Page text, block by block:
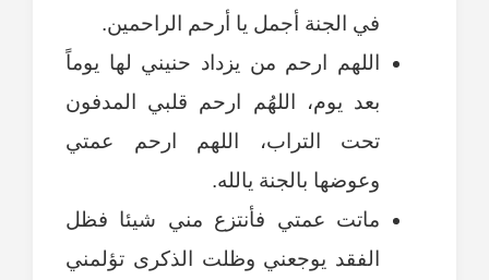
في الجنة أجمل يا أرحم الراحمين.
اللهم ارحم من يزداد حنيني لها يوماً
بعد يوم، اللهُم ارحم قلبي المدفون
تحت التراب، اللهم ارحم عمتي
وعوضها بالجنة يالله.
ماتت عمتي فأنتزع مني شيئا فظل
الفقد يوجعني وظلت الذكرى تؤلمني